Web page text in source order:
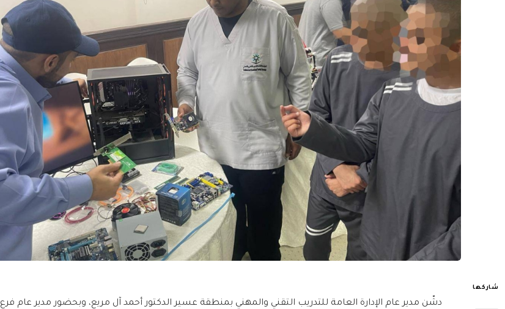
شاركها
دشّن مدير عام الإدارة العامة للتدريب التقني والمهني بمنطقة عسير الدكتور أحمد آل مريع، وبحضور مدير عام فرع